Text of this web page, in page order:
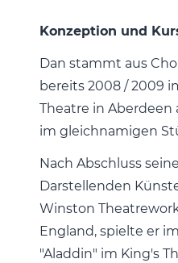
Konzeption und
Dan stammt aus
bereits 2008 / 2009
Theatre in Aberdeen
im gleichnamigen
Nach Abschluss
Darstellenden
Winston
England, spielte er
"Aladdin" im King's